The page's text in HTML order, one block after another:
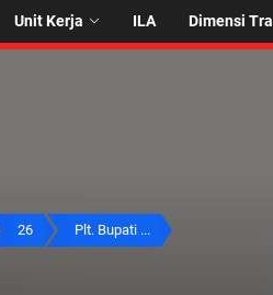
Unit Kerja ILA Dimensi
26 Plt. Bupati ...